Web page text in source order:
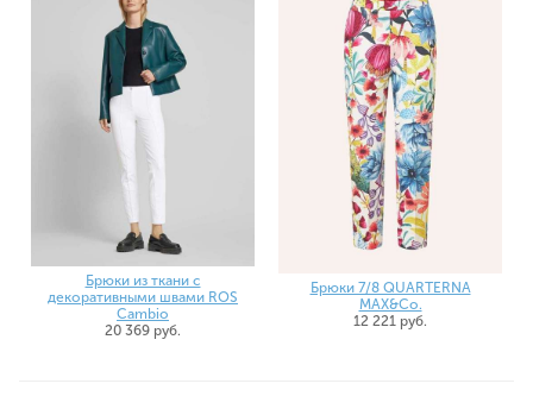
Брюки из ткани с
декоративными швами ROS
Cambio
20 369 руб.
Брюки 7/8 QUARTERNA
MAX&Co.
12 221 руб.